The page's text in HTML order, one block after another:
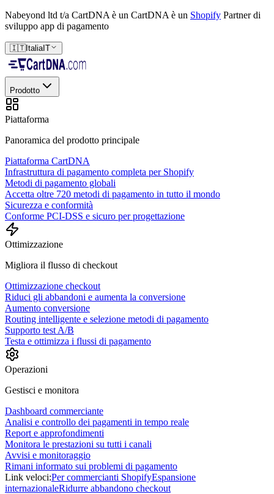
Nabeyond ltd t/a CartDNA è un CartDNA è un Shopify Partner di
sviluppo app di pagamento
🇮🇹ItaliaIT
Prodotto
Piattaforma
Panoramica del prodotto principale
Piattaforma CartDNA
Infrastruttura di pagamento completa per Shopify
Metodi di pagamento globali
Accetta oltre 720 metodi di pagamento in tutto il mondo
Sicurezza e conformità
Conforme PCI-DSS e sicuro per progettazione
Ottimizzazione
Migliora il flusso di checkout
Ottimizzazione checkout
Riduci gli abbandoni e aumenta la conversione
Aumento conversione
Routing intelligente e selezione metodi di pagamento
Supporto test A/B
Testa e ottimizza i flussi di pagamento
Operazioni
Gestisci e monitora
Dashboard commerciante
Analisi e controllo dei pagamenti in tempo reale
Report e approfondimenti
Monitora le prestazioni su tutti i canali
Avvisi e monitoraggio
Rimani informato sui problemi di pagamento
Link veloci:Per commercianti ShopifyEspansione
internazionaleRidurre abbandono checkout